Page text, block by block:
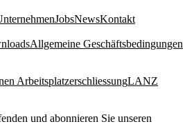
JobsNewsKontakt
Allgemeine Geschäftsbedingungen
ArbeitsplatzerschliessungLANZ
und abonnieren Sie unseren